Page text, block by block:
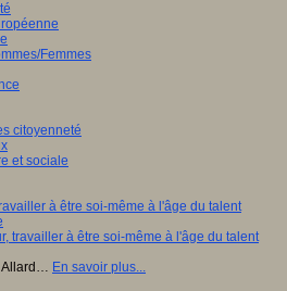
Femmes
citoyenneté
et sociale
à être soi-même à l'âge du talent
En savoir plus...